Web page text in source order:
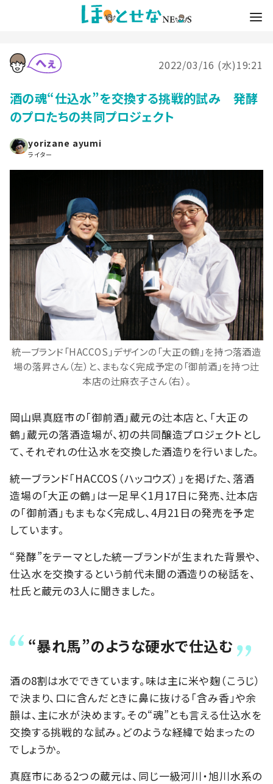
2022/03/16 (水)19:21
酒の魂“仕込水”を交換する挑戦的試み 発酵
のプロたちの共同プロジェクト
yorizane ayumi
ライター
統一ブランド「HACCOS」デザインの「大正の鶴」を持つ落酒造
場の落昇さん（左）と、まもなく完成予定の「御前酒」を持つ辻
本店の辻麻衣子さん（右）。
岡山県真庭市の「御前酒」蔵元の辻本店と、「大正の
鶴」蔵元の落酒造場が、初の共同醸造プロジェクトとし
て、それぞれの仕込水を交換した酒造りを行いました。
統一ブランド「HACCOS（ハッコウズ）」を掲げた、落酒
造場の「大正の鶴」は一足早く1月17日に発売、辻本店
の「御前酒」もまもなく完成し、4月21日の発売を予定
しています。
“発酵”をテーマとした統一ブランドが生まれた背景や、
仕込水を交換するという前代未聞の酒造りの秘話を、
杜氏と蔵元の3人に聞きました。
“暴れ馬”のような硬水で仕込む
酒の8割は水でできています。味は主に米や麹（こうじ）
で決まり、口に含んだときに鼻に抜ける「含み香」や余
韻は、主に水が決めます。その“魂”とも言える仕込水を
交換する挑戦的な試み。どのような経緯で始まったの
でしょうか。
真庭市にある2つの蔵元は、同じ一級河川・旭川水系の